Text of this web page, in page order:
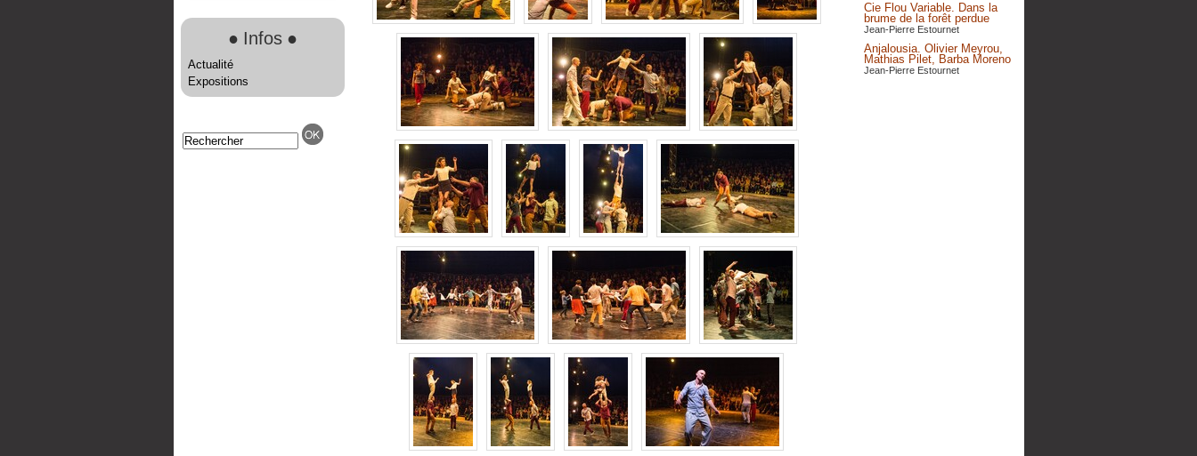
● Infos ●
Actualité
Expositions
Cie Flou Variable. Dans la
brume de la forêt perdue
Jean-Pierre Estournet
Anjalousia. Olivier Meyrou,
Mathias Pilet, Barba Moreno
Jean-Pierre Estournet